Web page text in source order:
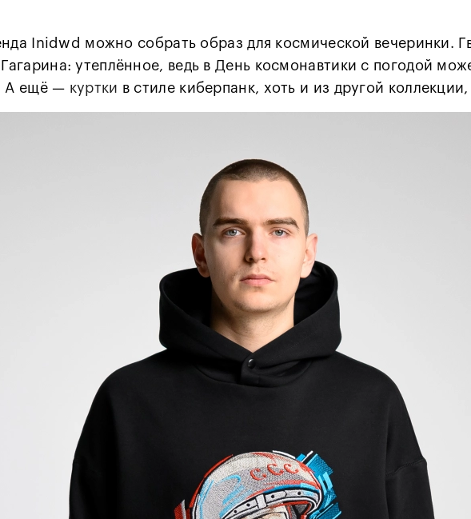
Inidwd можно собрать образ для космической вечеринки.
утеплённое, ведь в День космонавтики с погодой
А ещё — куртки в стиле киберпанк, хоть и из другой